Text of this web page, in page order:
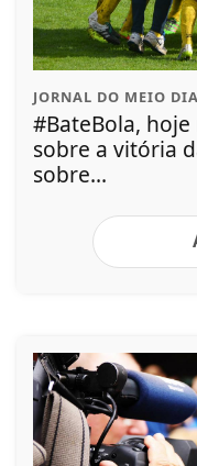
JORNAL DO MEIO DIA
#BateBola,
sobre a vitória
sobre...